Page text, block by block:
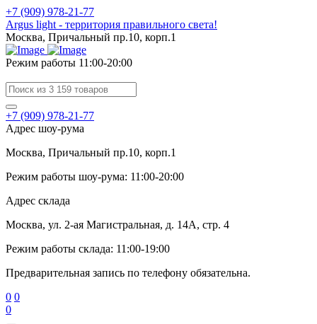
+7 (909) 978-21-77
Argus light - территория правильного света!
Москва, Причальный пр.10, корп.1
Режим работы 11:00-20:00
+7 (909) 978-21-77
Адрес шоу-рума
Москва, Причальный пр.10, корп.1
Режим работы шоу-рума: 11:00-20:00
Адрес склада
Москва, ул. 2-ая Магистральная, д. 14А, стр. 4
Режим работы склада: 11:00-19:00
Предварительная запись по телефону обязательна.
0 0
0